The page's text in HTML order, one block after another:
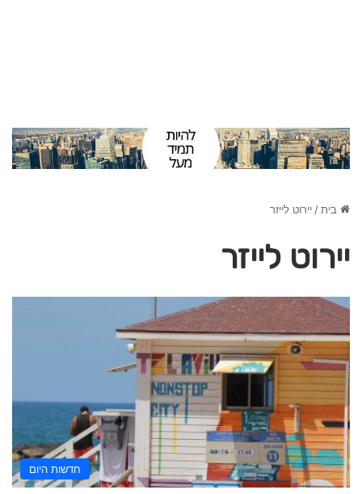
בית/יירוט לייזר
יירוט לייזר
חדשות היום